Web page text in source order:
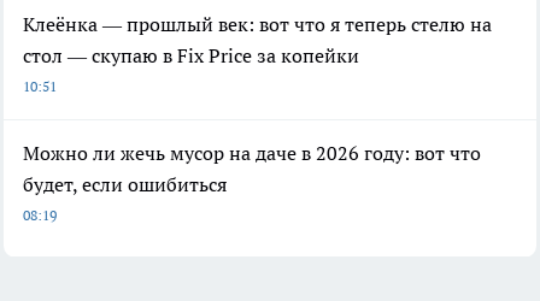
Клеёнка — прошлый век: вот что я теперь стелю на
стол — скупаю в Fix Price за копейки
10:51
Можно ли жечь мусор на даче в 2026 году: вот что
будет, если ошибиться
08:19